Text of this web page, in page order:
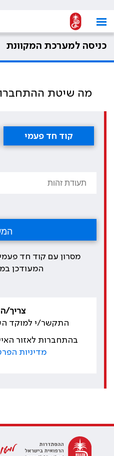
כניסה למערכת המקוונת
מה שיטת
קוד חד פעמי
מסרון עם קוד חד
המעודכן
צריך/
התקשר/י למוקד
בהתחברות לאזור
מדיניות